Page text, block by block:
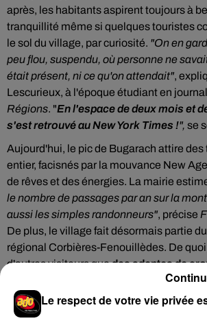
après, les habitants aspirent toujours à
tranquillité même si quelques touristes
le sol du village, par curiosité. "On en
peu flou, suspendu, où personne ne
était présent, ni ce qu'on attendait",
Lescurieux, à l'époque étudiant en
Régions. "En l'espace de deux mois et
s'est retrouvé au New York Times !", se
Aujourd'hui, le pic de Bugarach attire
entier, facisnés par la mouvance New
de rêves et des énergies. La mairie
le nombre de passages par an sur la
aussi les simples randonneurs", précise
De plus, le village fait désormais partie
régional Corbières-Fenouillèdes. De
d'autres visiteurs quedes adeptes de
Le respect de votre vie privée